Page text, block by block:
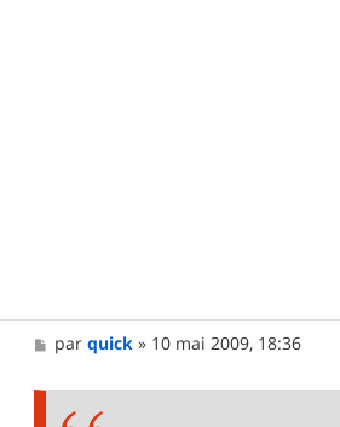
M
e
parquick » 10 mai 2009, 18:36